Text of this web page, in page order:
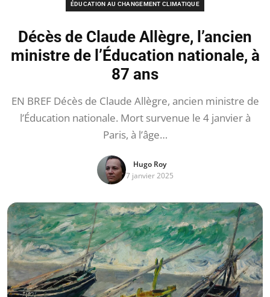
ÉDUCATION AU CHANGEMENT CLIMATIQUE
Décès de Claude Allègre, l’ancien
ministre de l’Éducation nationale, à
87 ans
EN BREF Décès de Claude Allègre, ancien ministre de
l’Éducation nationale. Mort survenue le 4 janvier à
Paris, à l’âge…
Hugo Roy
7 janvier 2025